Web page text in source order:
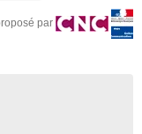
par